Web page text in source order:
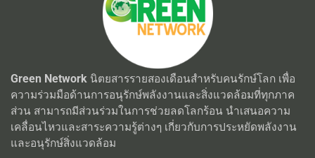
Green Network นิตยสารรายสองเดือนสำหรับคนรักษ์โลก เพื่อ
ความร่วมมือด้านการอนุรักษ์พลังงานและสิ่งแวดล้อมที่ทุกภาค
ส่วน สามารถมีส่วนร่วมในการช่วยลดโลกร้อน นำเสนอความ
เคลื่อนไหวและสาระความรู้ต่างๆ เกี่ยวกับการประหยัดพลังงาน
และอนุรักษ์สิ่งแวดล้อม